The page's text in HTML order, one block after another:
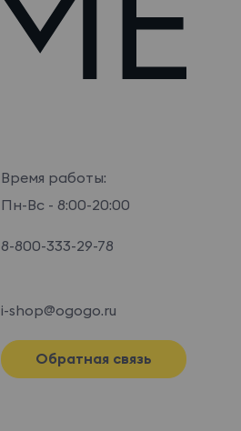
Время работы:
Пн-Вс - 8:00-20:00
8-800-333-29-78
i-shop@ogogo.ru
Обратная связь